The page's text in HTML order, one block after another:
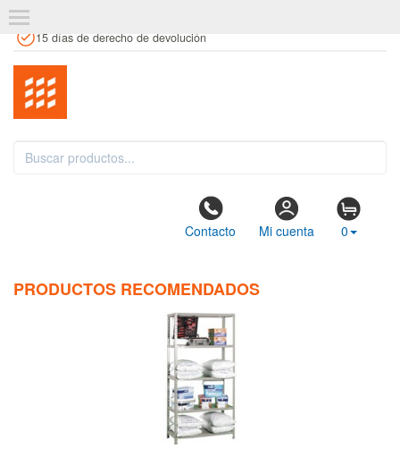
15 días de derecho de devolución
Contacto Mi cuenta 0
PRODUCTOS RECOMENDADOS